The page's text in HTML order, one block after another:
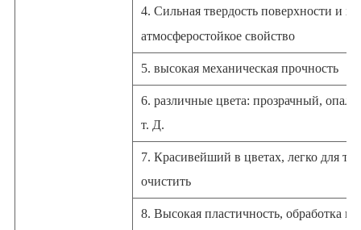
4. Сильная твердость поверхности и
атмосферостойкое свойство
5. высокая механическая прочность
6. различные цвета: прозрачный,
т. Д.
7. Красивейший в цветах, легко для
очистить
8. Высокая пластичность, обработка и